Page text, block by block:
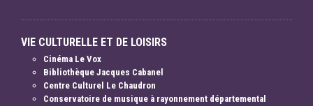
VIE CULTURELLE ET DE LOISIRS
Cinéma Le Vox
Bibliothèque Jacques Cabanel
Centre Culturel Le Chaudron
Conservatoire de musique à rayonnement départemental